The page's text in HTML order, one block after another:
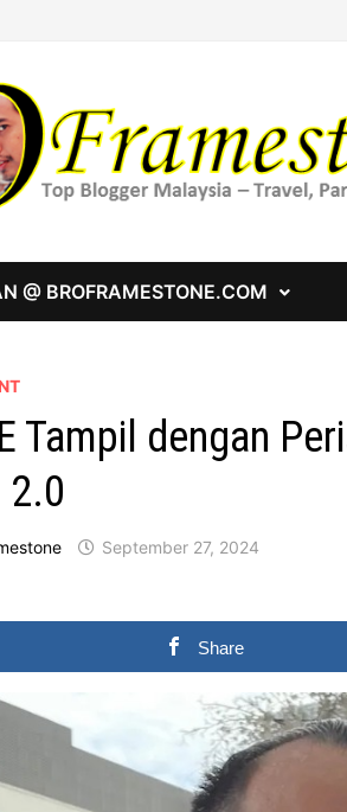
@ BROFRAMESTONE.COM
Tampil dengan
2.0
September 27, 2024
Share